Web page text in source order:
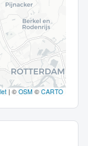
| © OSM © CARTO